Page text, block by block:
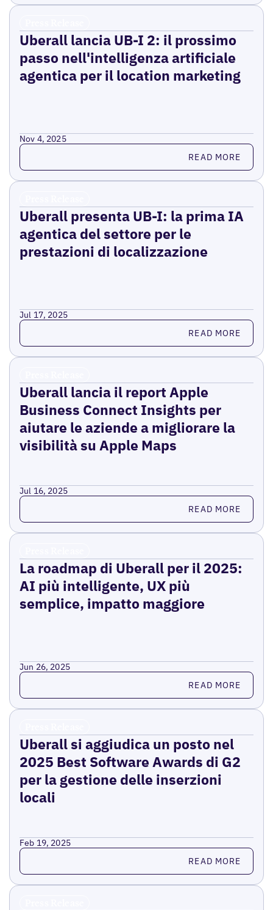
Uberall lancia UB-I 2: il prossimo
passo nell'intelligenza artificiale
agentica per il location marketing
Nov 4, 2025
Read more READ MORE
Uberall presenta UB-I: la prima IA
agentica del settore per le
prestazioni di localizzazione
Jul 17, 2025
Read more READ MORE
Uberall lancia il report Apple
Business Connect Insights per
aiutare le aziende a migliorare la
visibilità su Apple Maps
Jul 16, 2025
Read more READ MORE
La roadmap di Uberall per il 2025:
AI più intelligente, UX più
semplice, impatto maggiore
Jun 26, 2025
Read more READ MORE
Uberall si aggiudica un posto nel
2025 Best Software Awards di G2
per la gestione delle inserzioni
locali
Feb 19, 2025
Read more READ MORE